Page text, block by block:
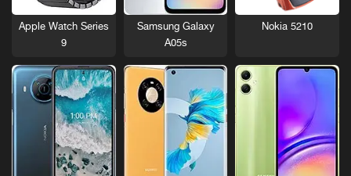
Nokia 5210
Samsung Galaxy
A05s
Apple Watch Series
9